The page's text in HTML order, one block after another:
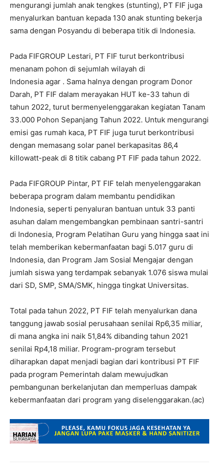
mengurangi jumlah anak tengkes (stunting), PT FIF juga
menyalurkan bantuan kepada 130 anak stunting bekerja
sama dengan Posyandu di beberapa titik di Indonesia.
Pada FIFGROUP Lestari, PT FIF turut berkontribusi
menanam pohon di sejumlah wilayah di
Indonesia agar . Sama halnya dengan program Donor
Darah, PT FIF dalam merayakan HUT ke-33 tahun di
tahun 2022, turut bermenyelenggarakan kegiatan Tanam
33.000 Pohon Sepanjang Tahun 2022. Untuk mengurangi
emisi gas rumah kaca, PT FIF juga turut berkontribusi
dengan memasang solar panel berkapasitas 86,4
killowatt-peak di 8 titik cabang PT FIF pada tahun 2022.
Pada FIFGROUP Pintar, PT FIF telah menyelenggarakan
beberapa program dalam membantu pendidikan
Indonesia, seperti penyaluran bantuan untuk 33 panti
asuhan dalam mengembangkan pembinaan santri-santri
di Indonesia, Program Pelatihan Guru yang hingga saat ini
telah memberikan kebermanfaatan bagi 5.017 guru di
Indonesia, dan Program Jam Sosial Mengajar dengan
jumlah siswa yang terdampak sebanyak 1.076 siswa mulai
dari SD, SMP, SMA/SMK, hingga tingkat Universitas.
Total pada tahun 2022, PT FIF telah menyalurkan dana
tanggung jawab sosial perusahaan senilai Rp6,35 miliar,
di mana angka ini naik 51,84% dibanding tahun 2021
senilai Rp4,18 miliar. Program-program tersebut
diharapkan dapat menjadi bagian dari kontribusi PT FIF
pada program Pemerintah dalam mewujudkan
pembangunan berkelanjutan dan memperluas dampak
kebermanfaatan dari program yang diselenggarakan.(ac)